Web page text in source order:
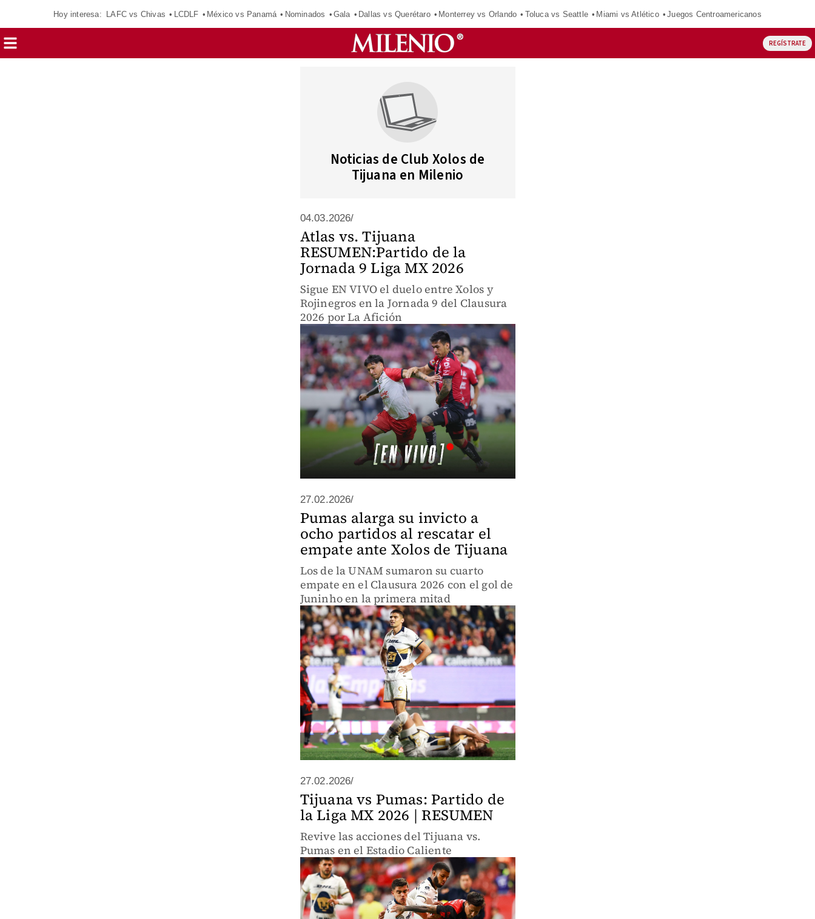
Hoy interesa: LAFC vs Chivas LCDLF México vs Panamá Nominados Gala Dallas vs Querétaro Monterrey vs Orlando Toluca vs Seattle Miami vs Atlético Juegos Centroamericanos
REGÍSTRATE
Noticias de Club Xolos de
Tijuana en Milenio
04.03.2026/
Atlas vs. Tijuana
RESUMEN:Partido de la
Jornada 9 Liga MX 2026
Sigue EN VIVO el duelo entre Xolos y
Rojinegros en la Jornada 9 del Clausura
2026 por La Afición
27.02.2026/
Pumas alarga su invicto a
ocho partidos al rescatar el
empate ante Xolos de Tijuana
Los de la UNAM sumaron su cuarto
empate en el Clausura 2026 con el gol de
Juninho en la primera mitad
27.02.2026/
Tijuana vs Pumas: Partido de
la Liga MX 2026 | RESUMEN
Revive las acciones del Tijuana vs.
Pumas en el Estadio Caliente